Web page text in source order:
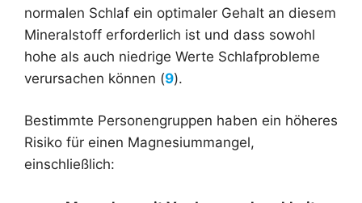
normalen Schlaf ein optimaler Gehalt an diesem
Mineralstoff erforderlich ist und dass sowohl
hohe als auch niedrige Werte Schlafprobleme
verursachen können (9).
Bestimmte Personengruppen haben ein höheres
Risiko für einen Magnesiummangel,
einschließlich: